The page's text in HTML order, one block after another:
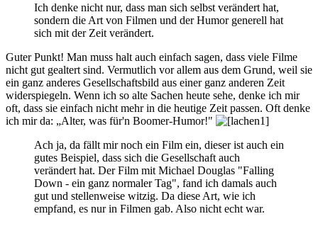
Ich denke nicht nur, dass man sich selbst verändert hat,
sondern die Art von Filmen und der Humor generell hat
sich mit der Zeit verändert.
Guter Punkt! Man muss halt auch einfach sagen, dass viele Filme
nicht gut gealtert sind. Vermutlich vor allem aus dem Grund, weil sie
ein ganz anderes Gesellschaftsbild aus einer ganz anderen Zeit
widerspiegeln. Wenn ich so alte Sachen heute sehe, denke ich mir
oft, dass sie einfach nicht mehr in die heutige Zeit passen. Oft denke
ich mir da: „Alter, was für'n Boomer-Humor!"
Ach ja, da fällt mir noch ein Film ein, dieser ist auch ein
gutes Beispiel, dass sich die Gesellschaft auch
verändert hat. Der Film mit Michael Douglas "Falling
Down - ein ganz normaler Tag", fand ich damals auch
gut und stellenweise witzig. Da diese Art, wie ich
empfand, es nur in Filmen gab. Also nicht echt war.